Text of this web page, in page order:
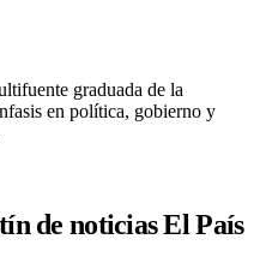
graduada de la
en política, gobierno y
de noticias El País